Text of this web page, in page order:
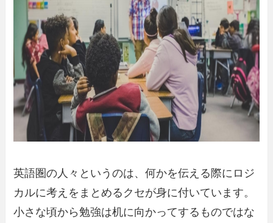
英語圏の人々というのは、何かを伝える際にロジ
カルに考えをまとめるクセが身に付いています。
小さな頃から勉強は机に向かってするものではな